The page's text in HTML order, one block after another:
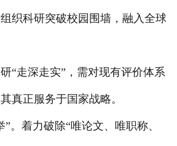
织科研突破校园围墙，融入全球
走深走实”，需对现有评价体系
真正服务于国家战略。
着力破除“唯论文、唯职称、